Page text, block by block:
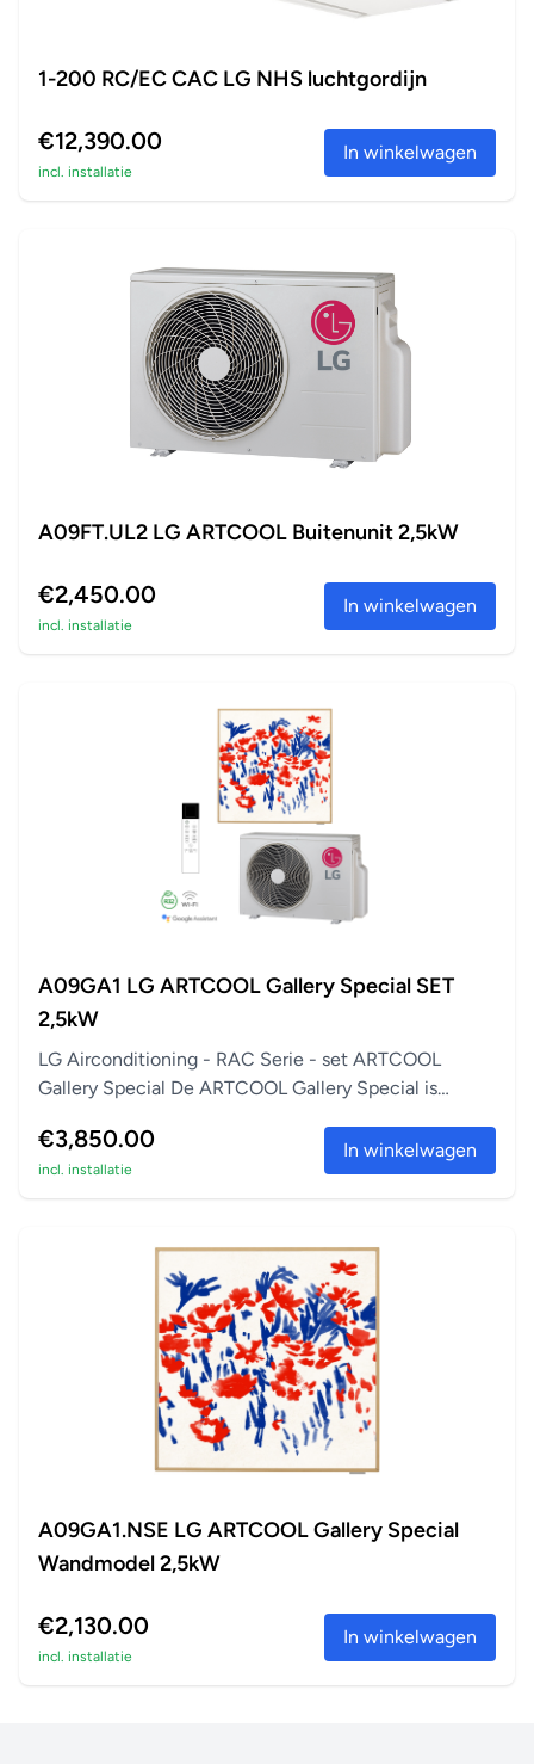
1-200 RC/EC CAC LG NHS luchtgordijn
€12,390.00
incl. installatie
In winkelwagen
A09FT.UL2 LG ARTCOOL Buitenunit 2,5kW
€2,450.00
incl. installatie
In winkelwagen
A09GA1 LG ARTCOOL Gallery Special SET
2,5kW
LG Airconditioning - RAC Serie - set ARTCOOL
Gallery Special De ARTCOOL Gallery Special is
€3,850.00
incl. installatie
In winkelwagen
A09GA1.NSE LG ARTCOOL Gallery Special
Wandmodel 2,5kW
€2,130.00
incl. installatie
In winkelwagen